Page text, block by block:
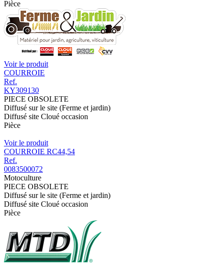
Pièce
Voir le produit
COURROIE
Ref.
KY309130
PIECE OBSOLETE
Diffusé sur le site (Ferme et jardin)
Diffusé site Cloué occasion
Pièce
Voir le produit
COURROIE RC44,54
Ref.
0083500072
Motoculture
PIECE OBSOLETE
Diffusé sur le site (Ferme et jardin)
Diffusé site Cloué occasion
Pièce